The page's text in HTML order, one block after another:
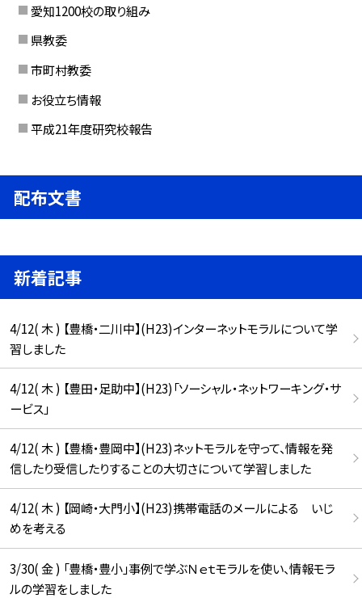
愛知1200校の取り組み
県教委
市町村教委
お役立ち情報
平成21年度研究校報告
配布文書
新着記事
4/12( 木 ) 【豊橋・二川中】(H23)インターネットモラルについて学
習しました
4/12( 木 ) 【豊田・足助中】(H23)「ソーシャル・ネットワーキング・サ
ービス」
4/12( 木 ) 【豊橋・豊岡中】(H23)ネットモラルを守って、情報を発
信したり受信したりすることの大切さについて学習しました
4/12( 木 ) 【岡崎・大門小】(H23)携帯電話のメールによる いじ
めを考える
3/30( 金 ) 「豊橋・豊小」事例で学ぶＮｅｔモラルを使い、情報モラ
ルの学習をしました